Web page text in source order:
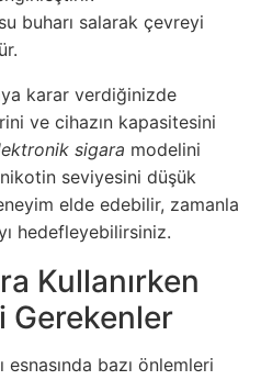
buharı salarak çevreyi
karar verdiğinizde
ve cihazın kapasitesini
sigara modelini
seviyesini düşük
elde edebilir, zamanla
hedefleyebilirsiniz.
Kullanırken
Gerekenler
esnasında bazı önlemleri